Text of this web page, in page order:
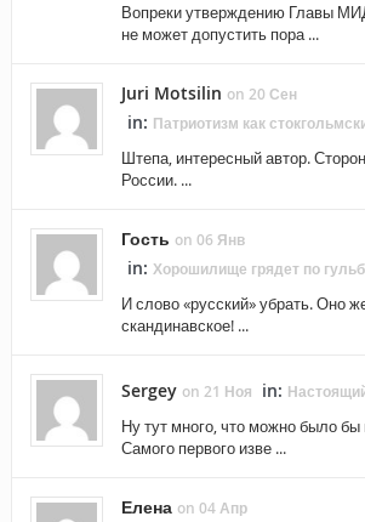
Вопреки утверждению Главы
не может допустить пора ...
Juri Motsilin on 20 Сен
in: Патриотизм как
Штепа, интересный автор.
России. ...
Гость on 06 Янв
in: Хорошилище грядет по
И слово «русский» убрать. Оно
скандинавское! ...
Sergey on 21 Ноя in:
Ну тут много, что можно было
Самого первого изве ...
Елена on 04 Апр